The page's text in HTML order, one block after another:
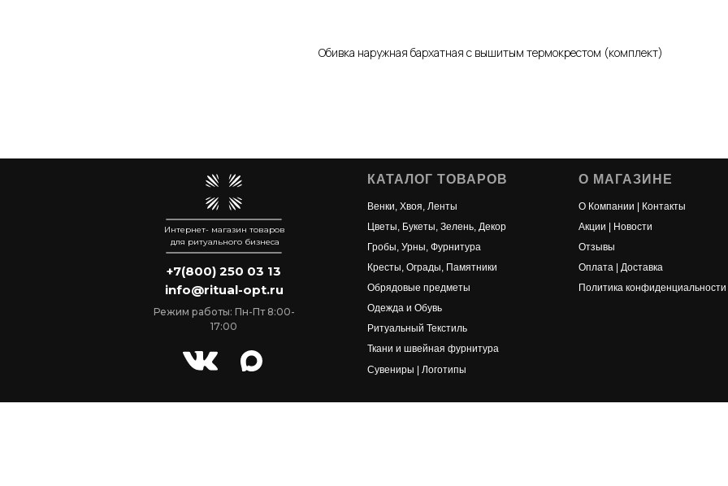
Обивка наружная бархатная с вышитым термокрестом (комплект)
КАТАЛОГ ТОВАРОВ О МАГАЗИНЕ
Режим работы: Пн-Пт 8:00-
17:00
Венки, Хвоя, Ленты
Цветы, Букеты, Зелень, Декор
Гробы, Урны, Фурнитура
Кресты, Ограды, Памятники
Обрядовые предметы
Одежда и Обувь
Ритуальный Текстиль
Ткани и швейная фурнитура
Сувениры | Логотипы
О Компании | Контакты
Политика конфиденциальности
Акции | Новости
Отзывы
Оплата | Доставка
Интернет- магазин товаров
для ритуального бизнеса
+7(800) 250 03 13
info@ritual-opt.ru